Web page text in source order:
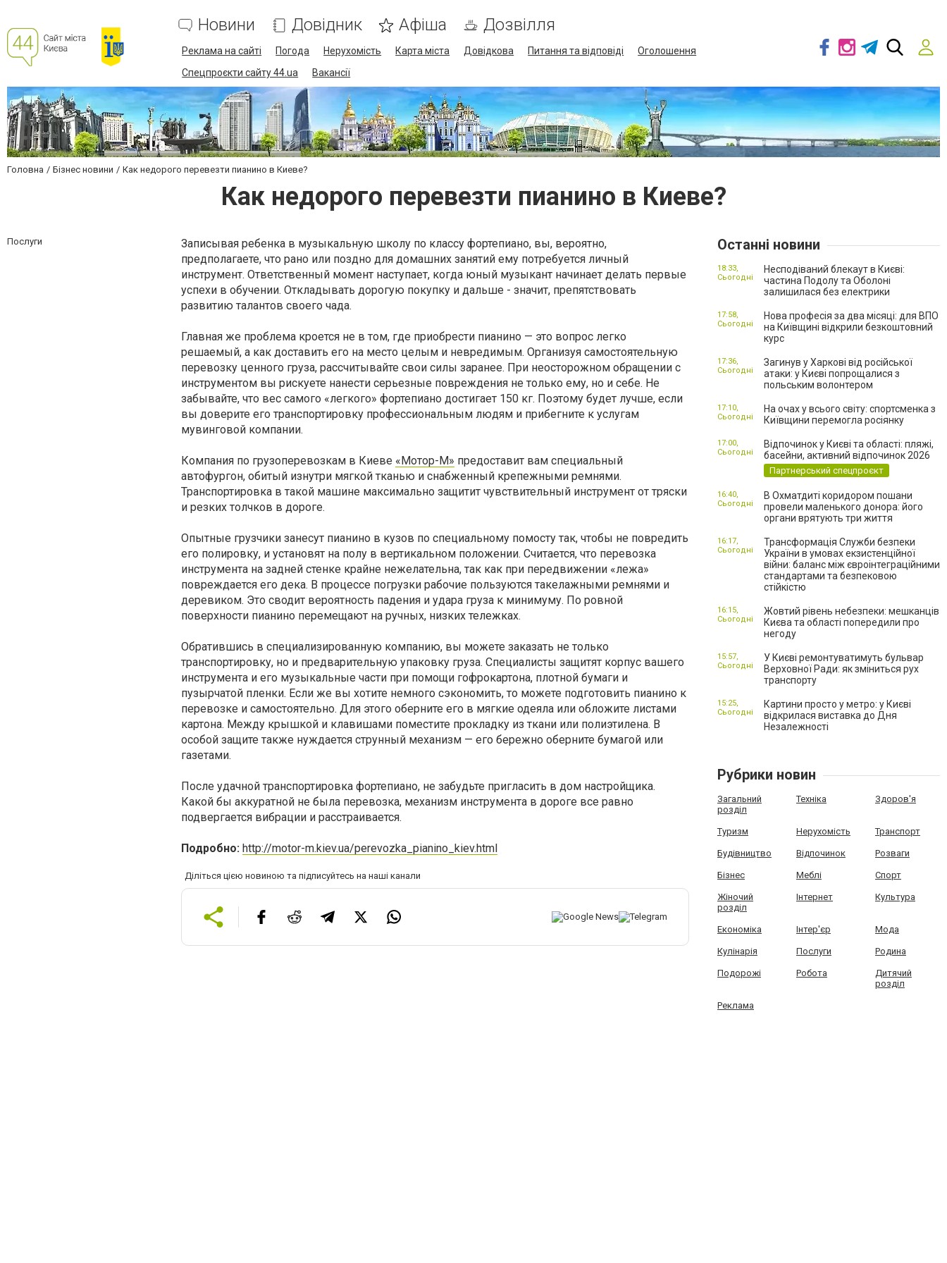
Новини Довідник Афіша Дозвілля
Реклама на сайті Погода Нерухомість Карта міста Довідкова Питання та відповіді
Оголошення
Спецпроєкти сайту 44.ua
Вакансії
Головна Бізнес новини Как недорого перевезти пианино в Киеве?
Как недорого перевезти пианино в Киеве?
Послуги
Записывая ребенка в музыкальную школу по классу фортепиано, вы, вероятно,
предполагаете, что рано или поздно для домашних занятий ему потребуется личный
инструмент. Ответственный момент наступает, когда юный музыкант начинает делать первые
успехи в обучении. Откладывать дорогую покупку и дальше - значит, препятствовать
развитию талантов своего чада.
Главная же проблема кроется не в том, где приобрести пианино — это вопрос легко
решаемый, а как доставить его на место целым и невредимым. Организуя самостоятельную
перевозку ценного груза, рассчитывайте свои силы заранее. При неосторожном обращении с
инструментом вы рискуете нанести серьезные повреждения не только ему, но и себе. Не
забывайте, что вес самого «легкого» фортепиано достигает 150 кг. Поэтому будет лучше, если
вы доверите его транспортировку профессиональным людям и прибегните к услугам
мувинговой компании.
Компания по грузоперевозкам в Киеве «Мотор-М» предоставит вам специальный
автофургон, обитый изнутри мягкой тканью и снабженный крепежными ремнями.
Транспортировка в такой машине максимально защитит чувствительный инструмент от тряски
и резких толчков в дороге.
Опытные грузчики занесут пианино в кузов по специальному помосту так, чтобы не повредить
его полировку, и установят на полу в вертикальном положении. Считается, что перевозка
инструмента на задней стенке крайне нежелательна, так как при передвижении «лежа»
повреждается его дека. В процессе погрузки рабочие пользуются такелажными ремнями и
деревиком. Это сводит вероятность падения и удара груза к минимуму. По ровной
поверхности пианино перемещают на ручных, низких тележках.
Обратившись в специализированную компанию, вы можете заказать не только
транспортировку, но и предварительную упаковку груза. Специалисты защитят корпус вашего
инструмента и его музыкальные части при помощи гофрокартона, плотной бумаги и
пузырчатой пленки. Если же вы хотите немного сэкономить, то можете подготовить пианино к
перевозке и самостоятельно. Для этого оберните его в мягкие одеяла или обложите листами
картона. Между крышкой и клавишами поместите прокладку из ткани или полиэтилена. В
особой защите также нуждается струнный механизм — его бережно оберните бумагой или
газетами.
После удачной транспортировка фортепиано, не забудьте пригласить в дом настройщика.
Какой бы аккуратной не была перевозка, механизм инструмента в дороге все равно
подвергается вибрации и расстраивается.
Подробно: http://motor-m.kiev.ua/perevozka_pianino_kiev.html
Діліться цією новиною та підписуйтесь на наші канали
Останні новини
Несподіваний блекаут в Києві:
частина Подолу та Оболоні
залишилася без електрики
18:33,
Сьогодні
Нова професія за два місяці: для ВПО
на Київщині відкрили безкоштовний
курс
17:58,
Сьогодні
Загинув у Харкові від російської
атаки: у Києві попрощалися з
польським волонтером
17:36,
Сьогодні
На очах у всього світу: спортсменка з
Київщини перемогла росіянку
17:10,
Сьогодні
Відпочинок у Києві та області: пляжі,
басейни, активний відпочинок 2026
Партнерський спецпроєкт
17:00,
Сьогодні
В Охматдиті коридором пошани
провели маленького донора: його
органи врятують три життя
16:40,
Сьогодні
Трансформація Служби безпеки
України в умовах екзистенційної
війни: баланс між євроінтеграційними
стандартами та безпековою
стійкістю
16:17,
Сьогодні
Жовтий рівень небезпеки: мешканців
Києва та області попередили про
негоду
16:15,
Сьогодні
У Києві ремонтуватимуть бульвар
Верховної Ради: як зміниться рух
транспорту
15:57,
Сьогодні
Картини просто у метро: у Києві
відкрилася виставка до Дня
Незалежності
15:25,
Сьогодні
Рубрики новин
Загальний
розділ
Техніка Здоров'я
Туризм Нерухомість Транспорт
Будівництво Відпочинок Розваги
Бізнес Меблі Спорт
Жіночий
розділ
Інтернет Культура
Економіка Інтер'єр Мода
Кулінарія Послуги Родина
Подорожі Робота
Дитячий
розділ
Реклама